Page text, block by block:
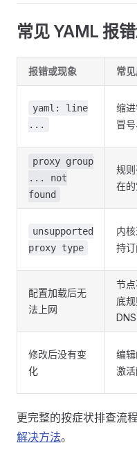
常见 YAML 报错
报错或现象 常
yaml: line
...
缩
冒
proxy group
... not
found
规
在
unsupported
proxy type
内
持
配置加载后无
法上网
节
底
修改后没有变
化
编
激
更完整的按症状排查流
解决方法。